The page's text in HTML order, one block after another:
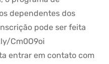
dependentes dos
pode ser feita
Cm0O9oi
entrar em contato com